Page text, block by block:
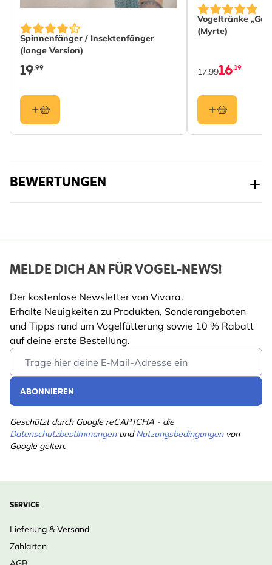
Spinnenfänger / Insektenfänger
(lange Version)
19,99
Vogeltränke
(Myrte)
16,19
17,99
BEWERTUNGEN
MELDE DICH AN FÜR VOGEL-NEWS!
Der kostenlose Newsletter von Vivara.
Erhalte Neuigkeiten zu Produkten, Sonderangeboten
und Tipps rund um Vogelfütterung sowie 10 % Rabatt
auf deine erste Bestellung.
Email Address
ABONNIEREN
Geschützt durch Google reCAPTCHA - die
DatenschutzbestimmungenundNutzungsbedingungenvon
Google gelten.
SERVICE
Lieferung & Versand
Zahlarten